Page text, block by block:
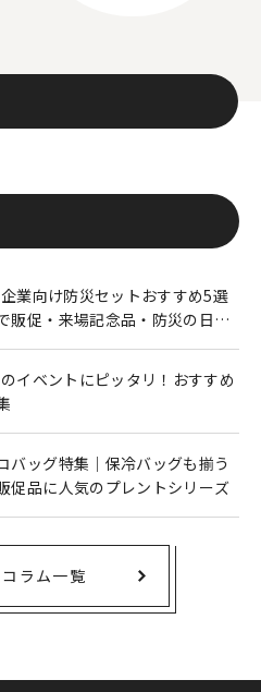
企業向け防災セットおすすめ5選
販促・来場記念品・防災の日に
のイベントにピッタリ！おすすめ
バッグ特集｜保冷バッグも揃う
促品に人気のプレントシリーズ
ラム一覧